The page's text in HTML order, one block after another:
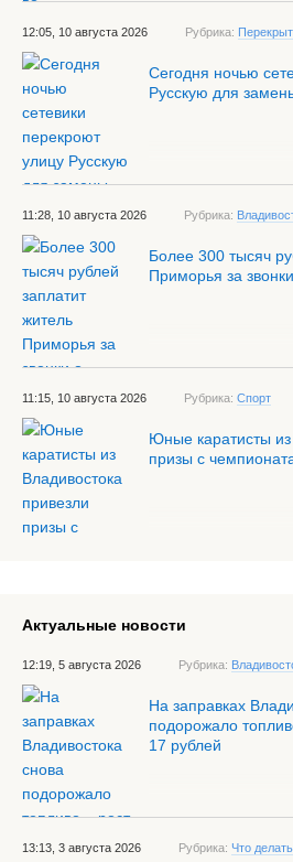
12:05, 10 августа 2026 Рубрика:
Сегодня ночью
Русскую для
11:28, 10 августа 2026 Рубрика:
Более 300 тысяч
Приморья за
11:15, 10 августа 2026 Рубрика: Спорт
Юные каратисты из
призы с
Актуальные новости
12:19, 5 августа 2026 Рубрика:
На заправках
подорожало
17 рублей
13:13, 3 августа 2026 Рубрика: Что делать